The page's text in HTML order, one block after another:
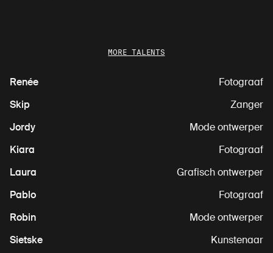
MORE TALENTS
Renée
Fotograaf
Skip
Zanger
Jordy
Mode ontwerper
Kiara
Fotograaf
Laura
Grafisch ontwerper
Pablo
Fotograaf
Robin
Mode ontwerper
Sietske
Kunstenaar